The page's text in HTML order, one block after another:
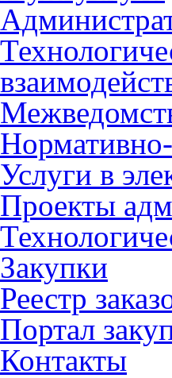
Услуги в
Проекты
Закупки
Реестр
Портал
Контакты